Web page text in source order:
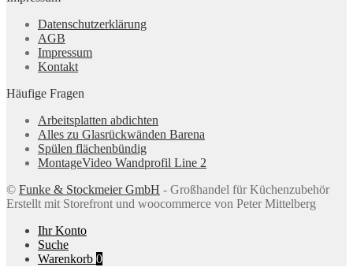
Datenschutzerklärung
AGB
Impressum
Kontakt
Häufige Fragen
Arbeitsplatten abdichten
Alles zu Glasrückwänden Barena
Spülen flächenbündig
MontageVideo Wandprofil Line 2
© Funke & Stockmeier GmbH - Großhandel für Küchenzubehör
Erstellt mit Storefront und woocommerce von Peter Mittelberg
Ihr Konto
Suche
Warenkorb 0